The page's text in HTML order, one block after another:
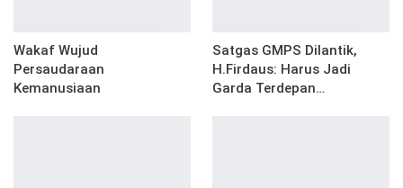
Wakaf Wujud
Persaudaraan
Kemanusiaan
Satgas GMPS Dilantik,
H.Firdaus: Harus Jadi
Garda Terdepan…